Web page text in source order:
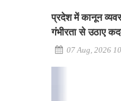
प्रदेश में कानून
गंभीरता से उठाए
07 Aug, 2026